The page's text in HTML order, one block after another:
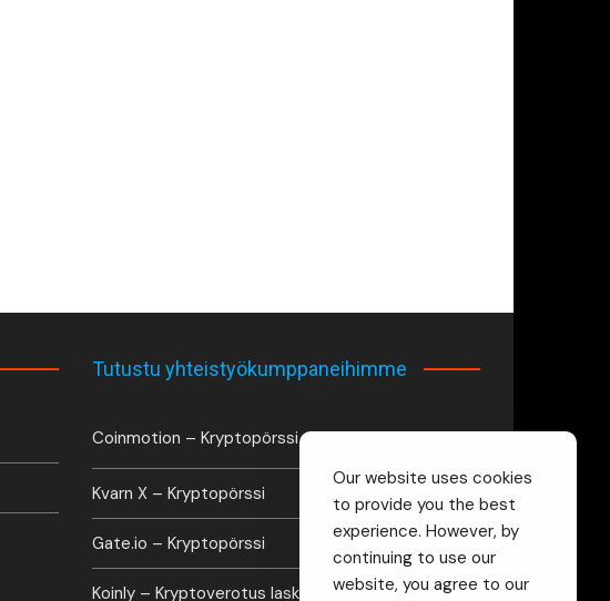
Tutustu yhteistyökumppaneihimme
Coinmotion – Kryptopörssi
Kvarn X – Kryptopörssi
Gate.io – Kryptopörssi
Koinly – Kryptoverotus laskuri
Our website uses cookies
to provide you the best
experience. However, by
continuing to use our
website, you agree to our